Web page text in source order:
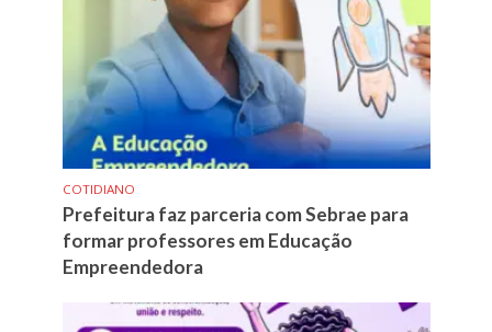
COTIDIANO
Prefeitura faz parceria com Sebrae para
formar professores em Educação
Empreendedora